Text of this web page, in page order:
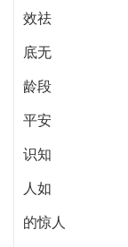
效祛
底无
龄段
平安
识知
人如
的惊人